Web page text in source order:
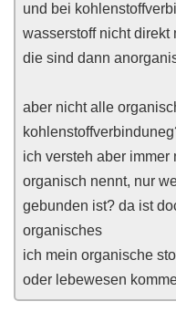
und bei
wasserstoff nicht direkt
die sind dann
aber nicht alle
ich versteh aber immer
organisch nennt, nur
gebunden ist? da ist
organisches
ich mein organische
oder lebewesen